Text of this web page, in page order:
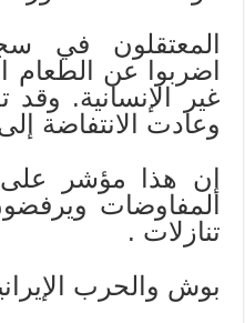
المعتقلون في
اضربوا عن الطعام
غير الإنسانية.
وعادت الانتفاضة
إن هذا مؤشر
المفاوضات
تنازلات .
بوش والحرب